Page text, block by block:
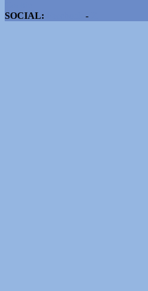
SOCIAL:
-